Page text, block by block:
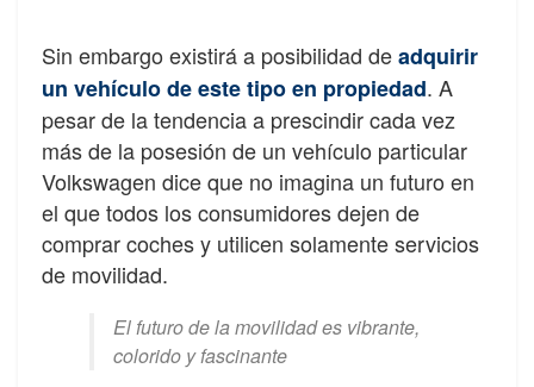
Sin embargo existirá a posibilidad deadquirir
un vehículo de este tipo en propiedad. A
pesar de la tendencia a prescindir cada vez
más de la posesión de un vehículo particular
Volkswagen dice que no imagina un futuro en
el que todos los consumidores dejen de
comprar coches y utilicen solamente servicios
de movilidad.
El futuro de la movilidad es vibrante,
colorido y fascinante